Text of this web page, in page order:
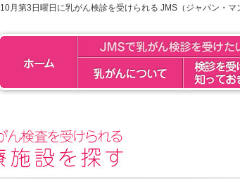
10月第3日曜日に乳がん検診を受けられる JMS（ジャパン・マ